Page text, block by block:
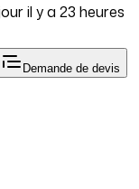
il y a 23 heures
Demande de devis